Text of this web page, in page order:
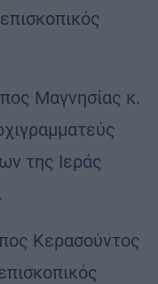
Μαγνησίας κ.
της Ιεράς
Κερασούντος